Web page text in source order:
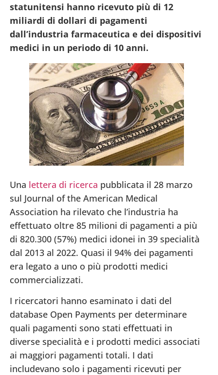
statunitensi hanno ricevuto più di 12
miliardi di dollari di pagamenti
dall’industria farmaceutica e dei dispositivi
medici in un periodo di 10 anni.
Una lettera di ricerca pubblicata il 28 marzo
sul Journal of the American Medical
Association ha rilevato che l’industria ha
effettuato oltre 85 milioni di pagamenti a più
di 820.300 (57%) medici idonei in 39 specialità
dal 2013 al 2022. Quasi il 94% dei pagamenti
era legato a uno o più prodotti medici
commercializzati.
I ricercatori hanno esaminato i dati del
database Open Payments per determinare
quali pagamenti sono stati effettuati in
diverse specialità e i prodotti medici associati
ai maggiori pagamenti totali. I dati
includevano solo i pagamenti ricevuti per